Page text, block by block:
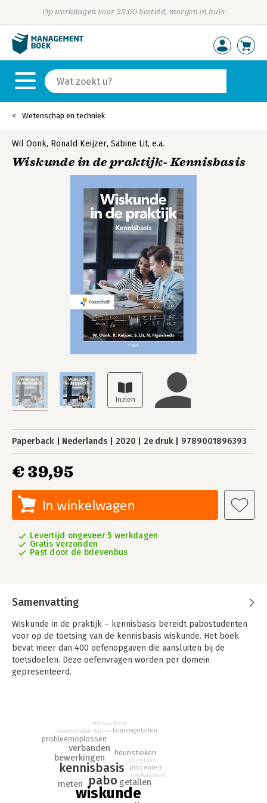
Op werkdagen voor 23:00 besteld, morgen in huis
Wetenschap en techniek
Wil Oonk, Ronald Keijzer, Sabine Lit, e.a.
Wiskunde in de praktijk- Kennisbasis
Paperback Nederlands 2020 2e druk 9789001896393
€ 39,95
In winkelwagen
Levertijd ongeveer 5 werkdagen
Gratis verzonden
Past door de brievenbus
Samenvatting
Wiskunde in de praktijk – kennisbasis bereidt pabostudenten
voor op de toetsing van de kennisbasis wiskunde. Het boek
bevat meer dan 400 oefenopgaven die aansluiten bĳ de
toetsdoelen. Deze oefenvragen worden per domein
gepresenteerd.
aan thema’s als talstelsels, priemgetallen, grootste gemene
deler (GGD) en kleinste gemene veelvoud (KGV), deelbaarheid,
verhoudingen vergelijken en meetkundige figuren. Het boek
eindigt met een hoofdstuk over probleemoplossen en een
begrippenregister, waarin alle begrippen die studenten
moeten kennen zijn opgenomen.
wiskunde
pabo
kennisbasis
bewerkingen
getallen
meten
verbanden heuristieken
probleemoplossen
talstelsels
procenten
deelbaarheid
meetkundige figuren kommagetallen
deelbaarheid